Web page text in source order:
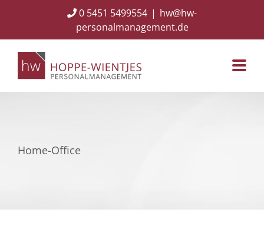
0 5451 5499554 | hw@hw-
personalmanagement.de
Home-Office